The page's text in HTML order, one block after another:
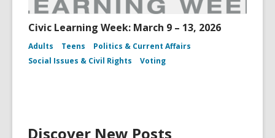
Civic Learning Week: March 9 – 13, 2026
Adults Teens
Politics & Current Affairs
Social Issues & Civil Rights
Voting
Discover New Posts